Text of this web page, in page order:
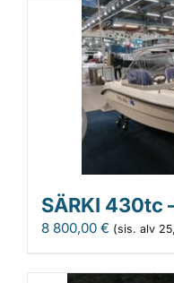
SÄRKI 430tc
8 800,00 € (sis. alv